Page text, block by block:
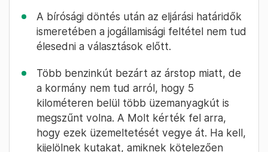
A bírósági döntés után az eljárási határidők
ismeretében a jogállamisági feltétel nem tud
élesedni a választások előtt.
Több benzinkút bezárt az árstop miatt, de
a kormány nem tud arról, hogy 5
kilométeren belül több üzemanyagkút is
megszűnt volna. A Molt kérték fel arra,
hogy ezek üzemeltetését vegye át. Ha kell,
kijelölnek kutakat, amiknek kötelezően